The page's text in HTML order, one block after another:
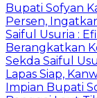
Bupati Sofyan
Persen,
Saiful Usuria :
Berangkatkan
Sekda Saiful
Lapas Siap,
Impian Bupati